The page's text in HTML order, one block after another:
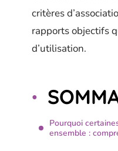
critères
rapports objectifs
d’utilisation.
Pourquoi
ensemble :